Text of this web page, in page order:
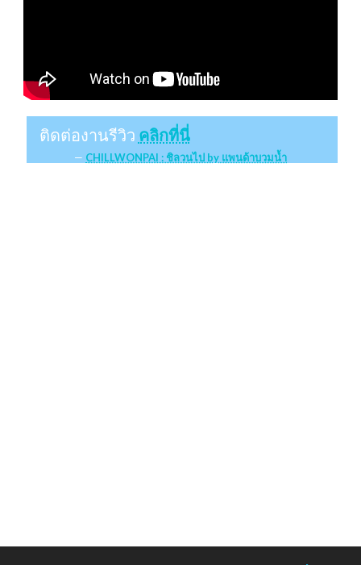
ติดต่องานรีวิว คลิกที่นี่
CHILLWONPAI : ชิลวนไป by แพนด้าบวมน้ำ